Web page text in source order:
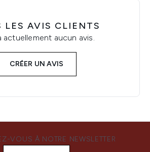
LES AVIS CLIENTS
actuellement aucun avis.
CRÉER UN AVIS
VOUS À NOTRE NEWSLETTER